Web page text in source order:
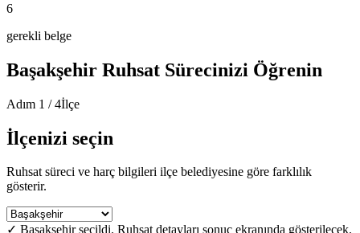
6
gerekli belge
Başakşehir Ruhsat Sürecinizi Öğrenin
Adım 1 /4İlçe
İlçenizi seçin
Ruhsat süreci ve harç bilgileri ilçe belediyesine göre farklılık
gösterir.
✓ Başakşehirseçildi. Ruhsat detayları sonuç ekranında gösterilecek.